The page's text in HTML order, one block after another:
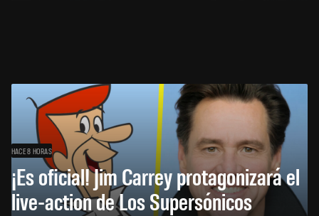
HACE 8 HORAS
¡Es oficial! Jim Carrey protagonizará el
live-action de Los Supersónicos